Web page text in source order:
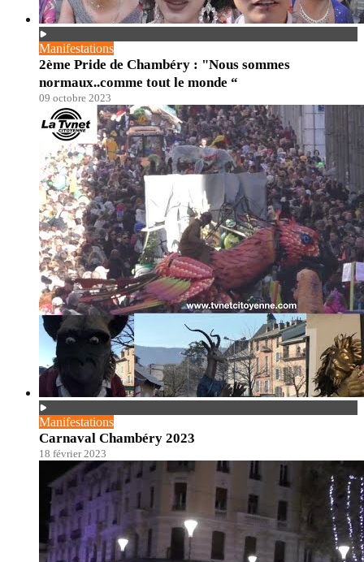
Manifestations
2ème Pride de Chambéry : "Nous sommes
normaux..comme tout le monde “
09 octobre 2023
Manifestations
Carnaval Chambéry 2023
18 février 2023